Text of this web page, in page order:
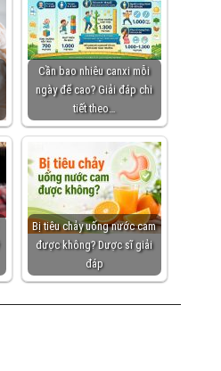
Cần bao nhiêu canxi mỗi
ngày để cao? Giải đáp chi
tiết theo…
Bị tiêu chảy uống nước cam
được không? Dược sĩ giải
đáp